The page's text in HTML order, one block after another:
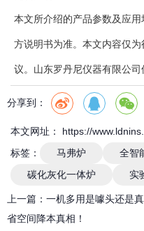
本文所介绍的产品参数及应
方说明书为准。本文内容仅
议。山东罗丹尼仪器有限公司
分享到：
本文网址： https://
标签：
马弗炉
全智
碳化灰化一体炉
实
上一篇： 一机多用是噱头还是
省空间降本真相！